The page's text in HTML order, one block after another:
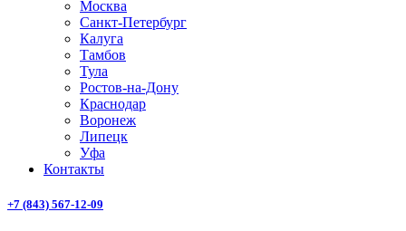
Москва
Санкт-Петербург
Калуга
Тамбов
Тула
Ростов-на-Дону
Краснодар
Воронеж
Липецк
Уфа
Контакты
+7 (843) 567-12-09